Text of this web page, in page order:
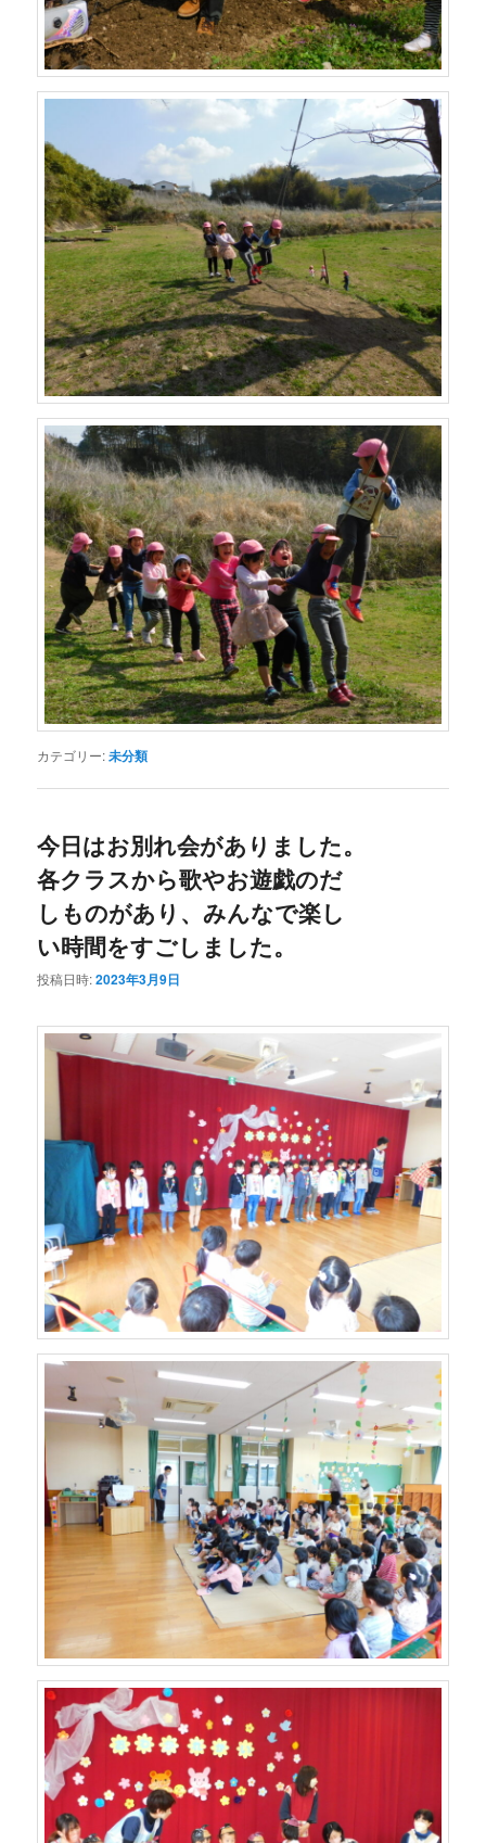
カテゴリー:未分類
今日はお別れ会がありました。
各クラスから歌やお遊戯のだ
しものがあり、みんなで楽し
い時間をすごしました。
投稿日時:2023年3月9日